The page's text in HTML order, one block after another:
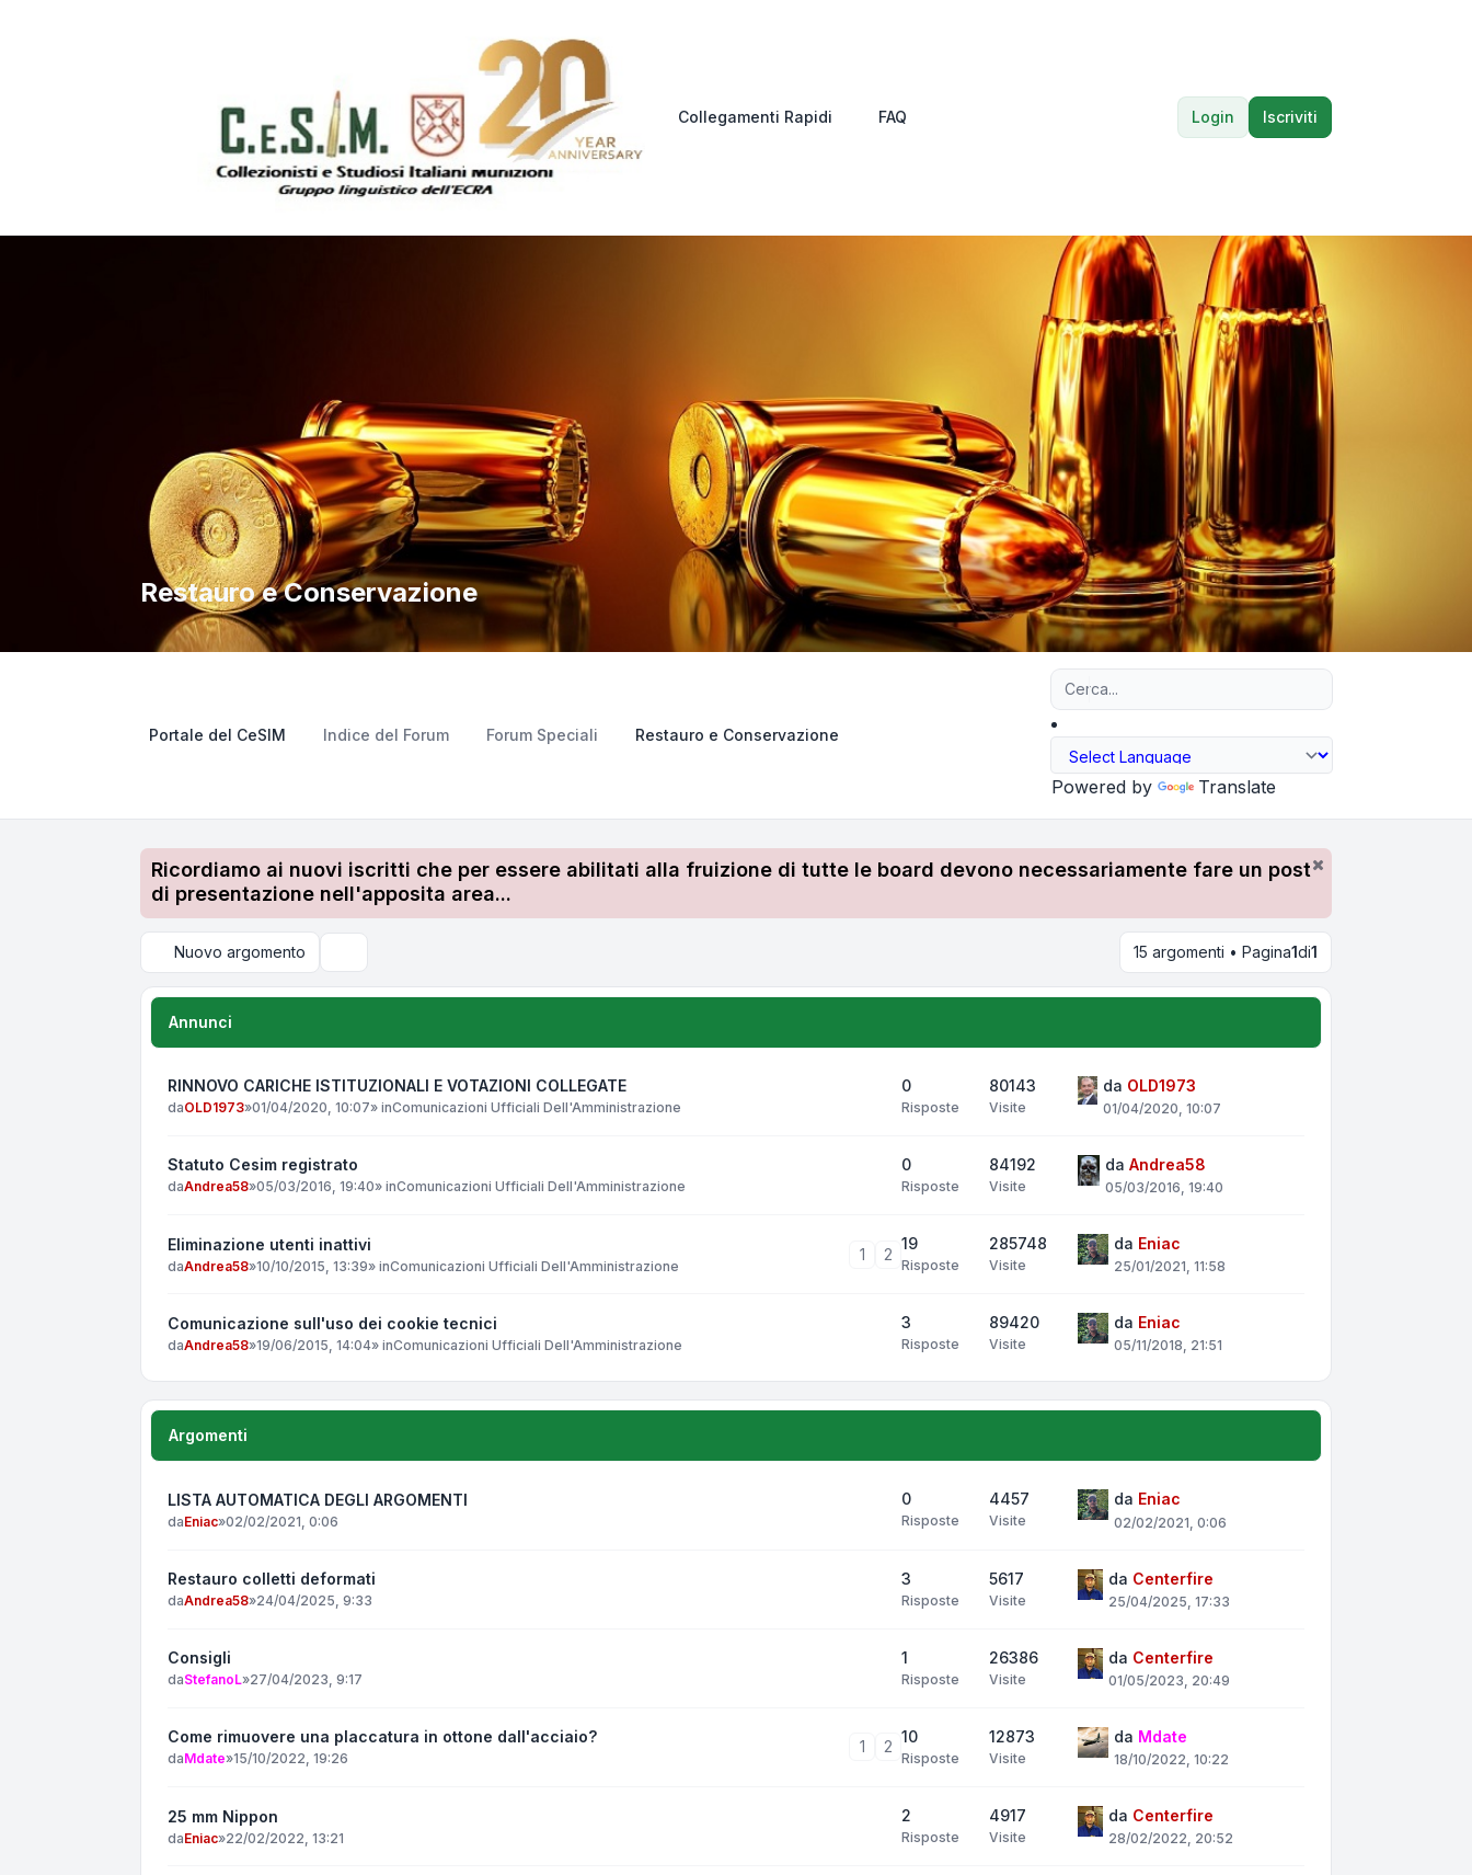
Collegamenti Rapidi FAQ Login Iscriviti
Restauro e Conservazione
Portale del CeSIM Indice del Forum Forum Speciali Restauro e Conservazione
Powered by Translate
Ricordiamo ai nuovi iscritti che per essere abilitati alla fruizione di tutte le board devono necessariamente fare un post
di presentazione nell'apposita area...
Nuovo argomento 15 argomenti • Pagina1di1
Annunci
RINNOVO CARICHE ISTITUZIONALI E VOTAZIONI COLLEGATE
daOLD1973»01/04/2020, 10:07» inComunicazioni Ufficiali Dell'Amministrazione
0
Risposte
80143
Visite
da OLD1973
01/04/2020, 10:07
Statuto Cesim registrato
daAndrea58»05/03/2016, 19:40» inComunicazioni Ufficiali Dell'Amministrazione
0
Risposte
84192
Visite
da Andrea58
05/03/2016, 19:40
Eliminazione utenti inattivi
daAndrea58»10/10/2015, 13:39» inComunicazioni Ufficiali Dell'Amministrazione
1 2
19
Risposte
285748
Visite
da Eniac
25/01/2021, 11:58
Comunicazione sull'uso dei cookie tecnici
daAndrea58»19/06/2015, 14:04» inComunicazioni Ufficiali Dell'Amministrazione
3
Risposte
89420
Visite
da Eniac
05/11/2018, 21:51
Argomenti
LISTA AUTOMATICA DEGLI ARGOMENTI
daEniac»02/02/2021, 0:06
0
Risposte
4457
Visite
da Eniac
02/02/2021, 0:06
Restauro colletti deformati
daAndrea58»24/04/2025, 9:33
3
Risposte
5617
Visite
da Centerfire
25/04/2025, 17:33
Consigli
daStefanoL»27/04/2023, 9:17
1
Risposte
26386
Visite
da Centerfire
01/05/2023, 20:49
Come rimuovere una placcatura in ottone dall'acciaio?
daMdate»15/10/2022, 19:26
1 2
10
Risposte
12873
Visite
da Mdate
18/10/2022, 10:22
25 mm Nippon
daEniac»22/02/2022, 13:21
2
Risposte
4917
Visite
da Centerfire
28/02/2022, 20:52